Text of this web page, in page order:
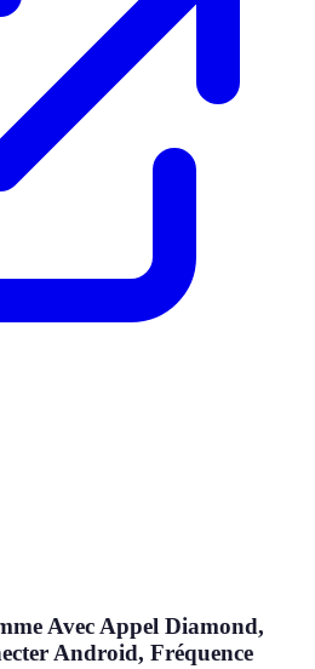
Avec Appel Diamond,
Android, Fréquence